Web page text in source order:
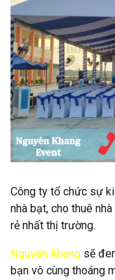
Công ty tổ chức sự
nhà bạt, cho thuê
rẻ nhất thị trường.
Nguyên Khang sẽ
bạn vô cùng thoáng